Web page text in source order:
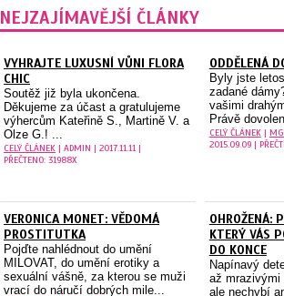
NEJZAJÍMAVĚJŠÍ ČLÁNKY
VYHRAJTE LUXUSNÍ VŮNI FLORA
CHIC
Soutěž již byla ukončena.
Děkujeme za účast a gratulujeme
výhercům Kateřině S., Martině V. a
Olze G.! ...
CELÝ ČLÁNEK | ADMIN | 2017.11.11 |
PŘEČTENO: 31988X
ODDĚLENÁ
Byly jste
zadané
vašimi
Právě
CELÝ ČLÁNEK|
2015.09.09 |
VERONICA MONET: VĚDOMÁ
PROSTITUTKA
Pojďte nahlédnout do umění
MILOVAT, do umění erotiky a
sexuální vášně, za kterou se muži
vrací do náručí dobrých mile...
OHROŽENÁ:
KTERÝ VÁS
DO KONCE
Napínavý
až mrazivými
ale nechybí